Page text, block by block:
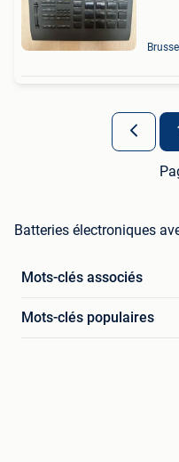
Brussel
Batteries électroniques
Mots-clés associés
Mots-clés populaires